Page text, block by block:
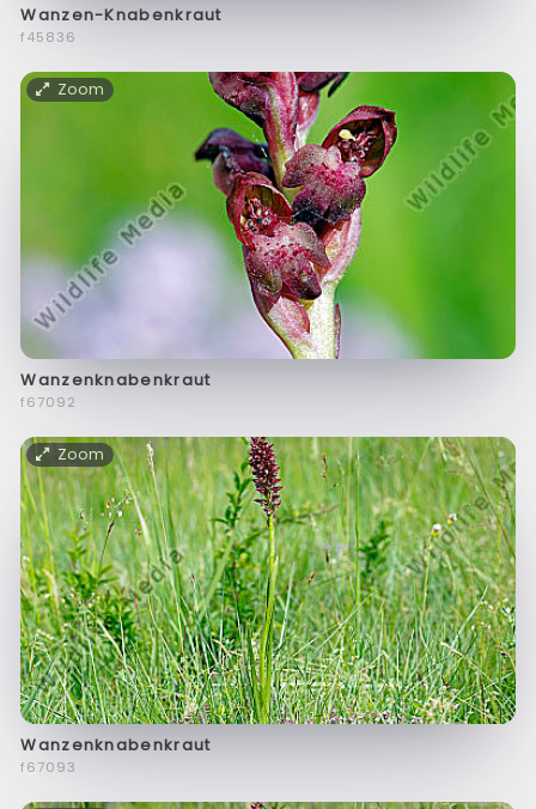
Wanzen-Knabenkraut
f45836
Zoom
Wanzenknabenkraut
f67092
Zoom
Wanzenknabenkraut
f67093